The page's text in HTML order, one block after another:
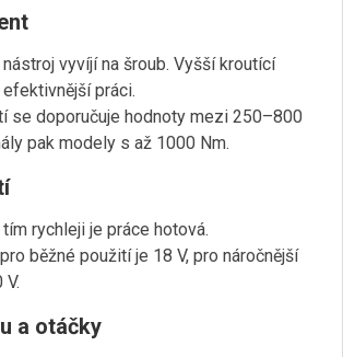
nástroj vyvíjí na šroub. Vyšší kroutící
práci.
se doporučuje hodnoty mezi 250–800
pak modely s až 1000 Nm.
rychleji je práce hotová.
běžné použití je 18 V, pro náročnější
a otáčky